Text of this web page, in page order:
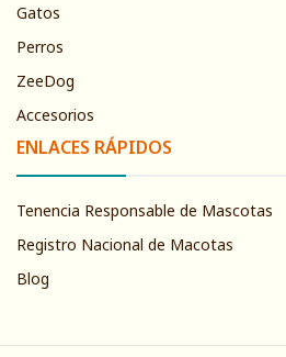
Gatos
Perros
ZeeDog
Accesorios
ENLACES RÁPIDOS
Tenencia Responsable de Mascotas
Registro Nacional de Macotas
Blog